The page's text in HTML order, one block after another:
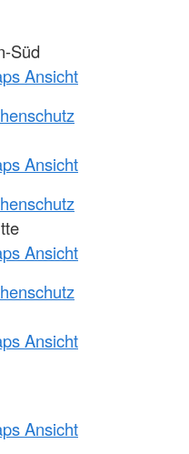
Süd
Ansicht
Ansicht
Ansicht
Ansicht
Ansicht